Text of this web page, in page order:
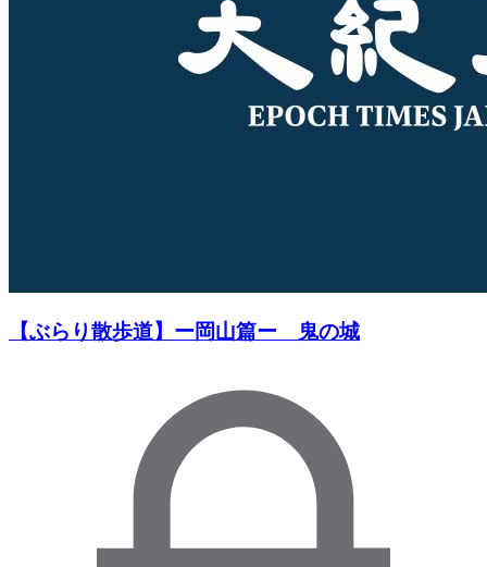
【ぶらり散歩道】ー岡山篇ー 鬼の城